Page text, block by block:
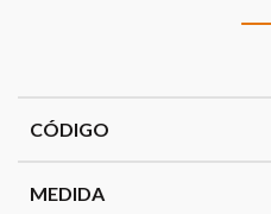
CÓDIGO
MEDIDA